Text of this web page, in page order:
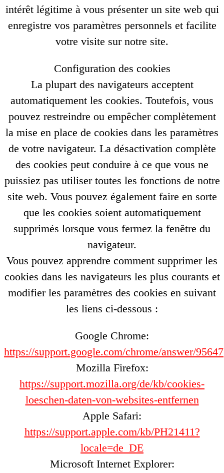
intérêt légitime à vous présenter un site web qui
enregistre vos paramètres personnels et facilite
votre visite sur notre site.
Configuration des cookies
La plupart des navigateurs acceptent
automatiquement les cookies. Toutefois, vous
pouvez restreindre ou empêcher complètement
la mise en place de cookies dans les paramètres
de votre navigateur. La désactivation complète
des cookies peut conduire à ce que vous ne
puissiez pas utiliser toutes les fonctions de notre
site web. Vous pouvez également faire en sorte
que les cookies soient automatiquement
supprimés lorsque vous fermez la fenêtre du
navigateur.
Vous pouvez apprendre comment supprimer les
cookies dans les navigateurs les plus courants et
modifier les paramètres des cookies en suivant
les liens ci-dessous :
Google Chrome:
https://support.google.com/chrome/answer/95647
Mozilla Firefox:
https://support.mozilla.org/de/kb/cookies-
loeschen-daten-von-websites-entfernen
Apple Safari:
https://support.apple.com/kb/PH21411?
locale=de_DE
Microsoft Internet Explorer: